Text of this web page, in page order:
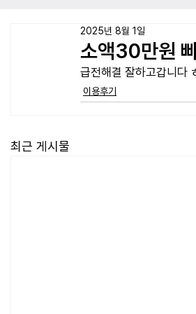
소액30만원
2025년 8월 1일
급전해결 잘하고갑니다
이용후기
최근 게시물